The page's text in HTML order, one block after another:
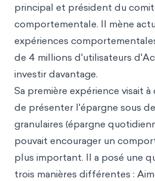
principal et président du
comportementale. Il mène
expériences
de 4 millions d'utilisateurs
investir davantage.
Sa première expérience visait
de présenter l'épargne sous
granulaires (épargne
pouvait encourager un
plus important. Il a posé une
trois manières différentes :